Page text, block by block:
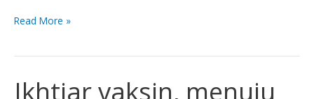
Read More »
Ikhtiar vaksin, menuju
Ikhtiar